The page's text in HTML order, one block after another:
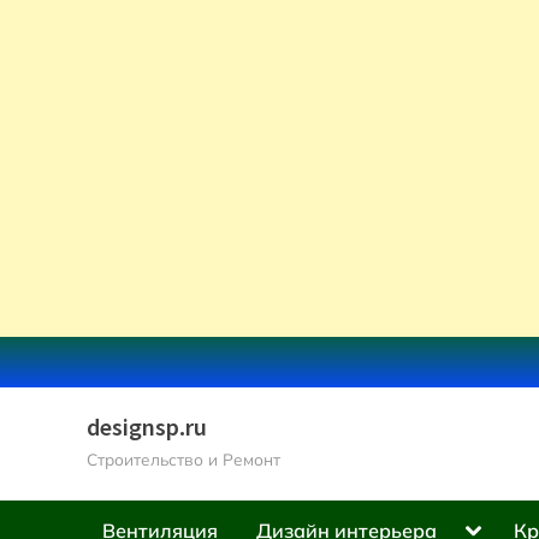
Skip
to
designsp.ru
Строительство и Ремонт
Вентиляция Дизайн интерьера
Toggle